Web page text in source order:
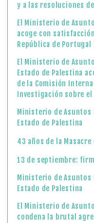
y a las resoluciones
El Ministerio de
acoge con
República de
El Ministerio de
Estado de Palestina
de la Comisión
Investigación sobre
Ministerio de Asuntos
Estado de Palestina
43 años de la Masacre
13 de septiembre:
Ministerio de Asuntos
Estado de Palestina
El Ministerio de
condena la brutal